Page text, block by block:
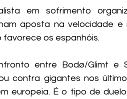
em sofrimento
aposta na velocidade
favorece os espanhóis.
entre Bodø/Glimt e
contra gigantes nos
europeia. É o tipo de